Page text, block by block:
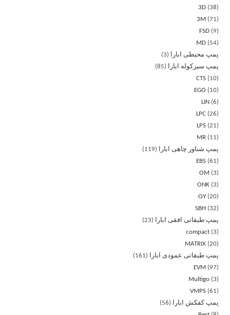
3D 38
3M
71
FSD
9
MD
54
پمپ محیطی ابارا
3
پمپ سیرکوله ابارا
85
CTS
10
EGO
10
LIN
6
LPC 26
LPS 21
MR
11
پمپ شناور چاهی ابارا
119
EBS 61
OM
3
ONK 3
OY 20
SBH
32
پمپ طبقاتی افقی ابارا
23
compact 3
MATRIX 20
پمپ طبقاتی عمودی ابارا
161
EVM
97
Multigo 3
VMPS 61
پمپ کفکش ابارا
56